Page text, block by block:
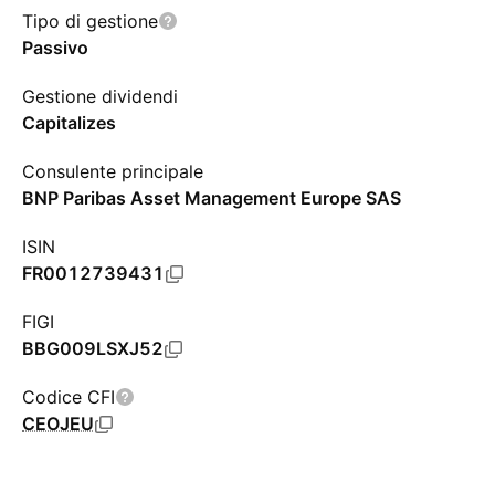
Tipo di gestione
Passivo
Gestione dividendi
Capitalizes
Consulente principale
BNP Paribas Asset Management Europe SAS
ISIN
FR0012739431
FIGI
BBG009LSXJ52
Codice CFI
CEOJEU